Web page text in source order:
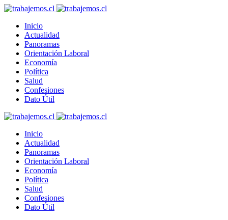
Inicio
Actualidad
Panoramas
Orientación Laboral
Economía
Política
Salud
Confesiones
Dato Útil
Inicio
Actualidad
Panoramas
Orientación Laboral
Economía
Política
Salud
Confesiones
Dato Útil